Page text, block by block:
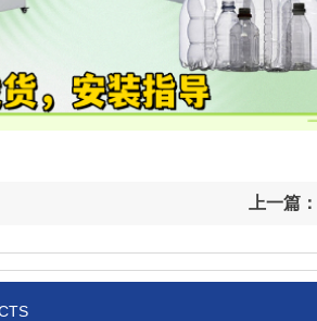
上一篇：